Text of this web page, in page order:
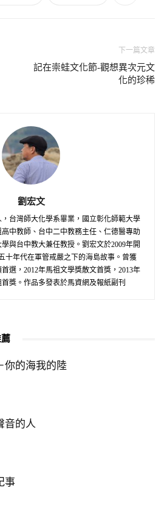
下一篇文章
記在崇蛙文化節-觀想異次元文
化的珍稀
劉宏文
台灣師大化學系畢業，國立彰化師範大學
中教師、台中二中教務主任、仁德醫專助
與台中教大兼任教授。劉宏文於2009年開
十年代在軍管戒嚴之下的海島故事。曾獲
選，2012年馬祖文學獎散文首獎，2013年
獎。作品多發表於馬資網及報紙副刊
你的海我的陸
音的人
事